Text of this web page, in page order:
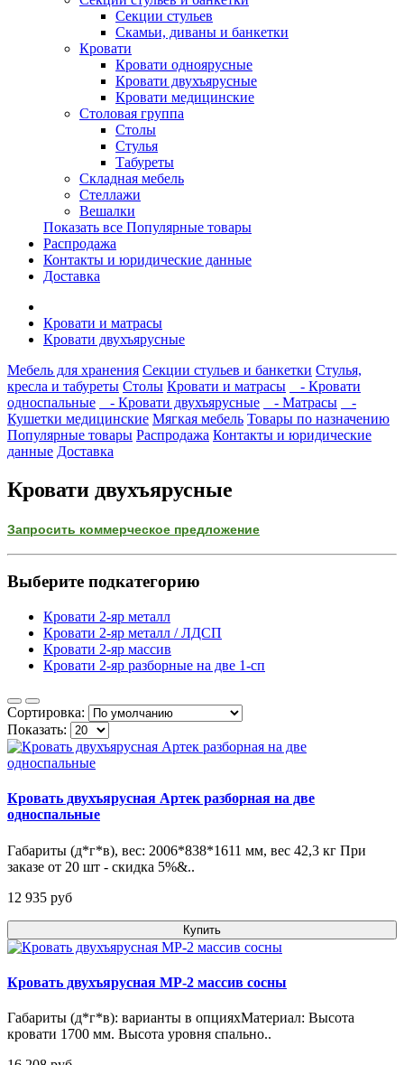
Секции стульев
Скамьи, диваны и банкетки
Кровати
Кровати одноярусные
Кровати двухъярусные
Кровати медицинские
Столовая группа
Столы
Стулья
Табуреты
Складная мебель
Стеллажи
Вешалки
Показать все Популярные товары
Распродажа
Контакты и юридические данные
Доставка
Кровати и матрасы
Кровати двухъярусные
Мебель для хранения Секции стульев и банкетки Стулья,
кресла и табуреты Столы Кровати и матрасы
- Кровати
односпальные
- Кровати двухъярусные - Матрасы
-
Кушетки медицинские Мягкая мебель Товары по назначению
Популярные товары Распродажа Контакты и юридические
данные Доставка
Кровати двухъярусные
Запросить коммерческое предложение
Выберите подкатегорию
Кровати 2-яр металл
Кровати 2-яр металл / ЛДСП
Кровати 2-яр массив
Кровати 2-яр разборные на две 1-сп
Сортировка:
Показать:
Кровать двухъярусная Артек разборная на две
односпальные
Габариты (д*г*в), вес: 2006*838*1611 мм, вес 42,3 кг При
заказе от 20 шт - скидка 5%&..
12 935 pуб
Купить
Кровать двухъярусная МР-2 массив сосны
Габариты (д*г*в): варианты в опцияхМатериал: Высота
кровати 1700 мм. Высота уровня спально..